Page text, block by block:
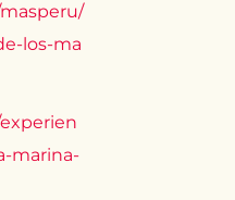
los-ma
marina-